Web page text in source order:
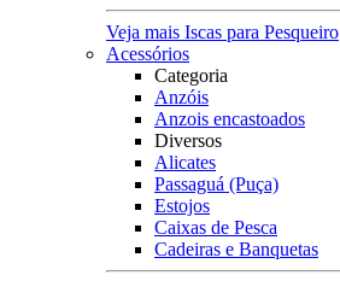
Veja mais Iscas para Pesqueiro
Acessórios
Categoria
Anzóis
Anzois encastoados
Diversos
Alicates
Passaguá (Puça)
Estojos
Caixas de Pesca
Cadeiras e Banquetas